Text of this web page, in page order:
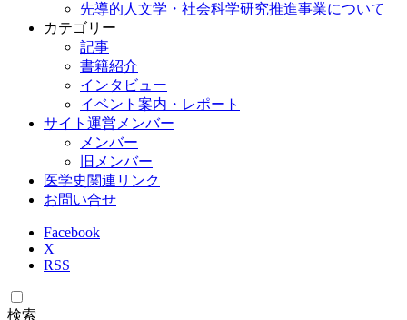
先導的人文学・社会科学研究推進事業について
カテゴリー
記事
書籍紹介
インタビュー
イベント案内・レポート
サイト運営メンバー
メンバー
旧メンバー
医学史関連リンク
お問い合せ
Facebook
X
RSS
検索